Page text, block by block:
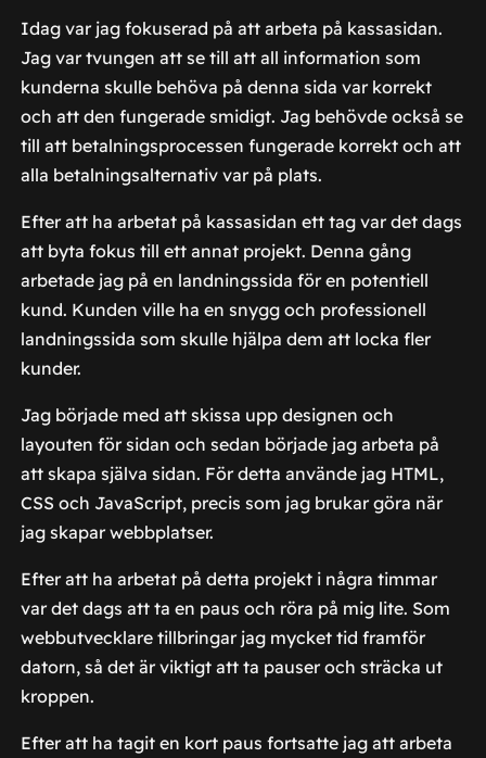
Idag var jag fokuserad på att arbeta på kassasidan.
Jag var tvungen att se till att all information som
kunderna skulle behöva på denna sida var korrekt
och att den fungerade smidigt. Jag behövde också se
till att betalningsprocessen fungerade korrekt och att
alla betalningsalternativ var på plats.
Efter att ha arbetat på kassasidan ett tag var det dags
att byta fokus till ett annat projekt. Denna gång
arbetade jag på en landningssida för en potentiell
kund. Kunden ville ha en snygg och professionell
landningssida som skulle hjälpa dem att locka fler
kunder.
Jag började med att skissa upp designen och
layouten för sidan och sedan började jag arbeta på
att skapa själva sidan. För detta använde jag HTML,
CSS och JavaScript, precis som jag brukar göra när
jag skapar webbplatser.
Efter att ha arbetat på detta projekt i några timmar
var det dags att ta en paus och röra på mig lite. Som
webbutvecklare tillbringar jag mycket tid framför
datorn, så det är viktigt att ta pauser och sträcka ut
kroppen.
Efter att ha tagit en kort paus fortsatte jag att arbeta